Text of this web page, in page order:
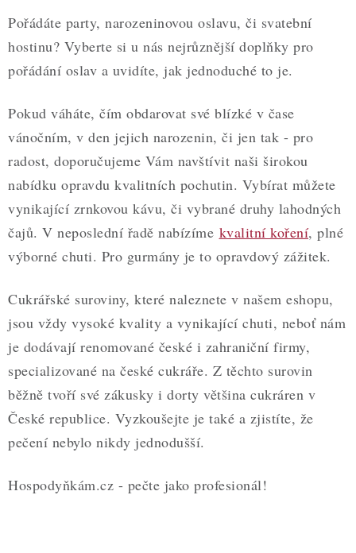
DÁRKOVÉ POUKAZY
TÉMATICKÉ PRODUKTY
PROFI BALENÍ
NOVÉ ZBOŽÍ
ZNAČKY
Nepřevzetí zásilky na dobírku
Obchodní podmínky
Podmínky ochrany osobních údajů
Pořádáte party, narozeninovou oslavu, či svatební
hostinu? Vyberte si u nás nejrůznější doplňky pro
pořádání oslav a uvidíte, jak jednoduché to je.
Pokud váháte, čím obdarovat své blízké v čase
vánočním, v den jejich narozenin, či jen tak - pro
radost, doporučujeme Vám navštívit naši širokou
nabídku opravdu kvalitních pochutin. Vybírat můžete
vynikající zrnkovou kávu, či vybrané druhy lahodných
čajů. V neposlední řadě nabízíme kvalitní koření, plné
výborné chuti. Pro gurmány je to opravdový zážitek.
Cukrářské suroviny, které naleznete v našem eshopu,
jsou vždy vysoké kvality a vynikající chuti, neboť nám
je dodávají renomované české i zahraniční firmy,
specializované na české cukráře. Z těchto surovin
běžně tvoří své zákusky i dorty většina cukráren v
České republice. Vyzkoušejte je také a zjistíte, že
pečení nebylo nikdy jednodušší.
Hospodyňkám.cz - pečte jako profesionál!